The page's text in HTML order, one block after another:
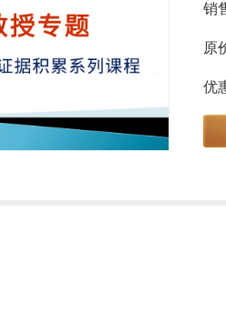
销
原
优